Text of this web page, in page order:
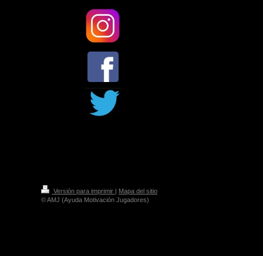
Versión para imprimir | Mapa del sitio
© AMJ (Ayuda Motivación Jugadores)